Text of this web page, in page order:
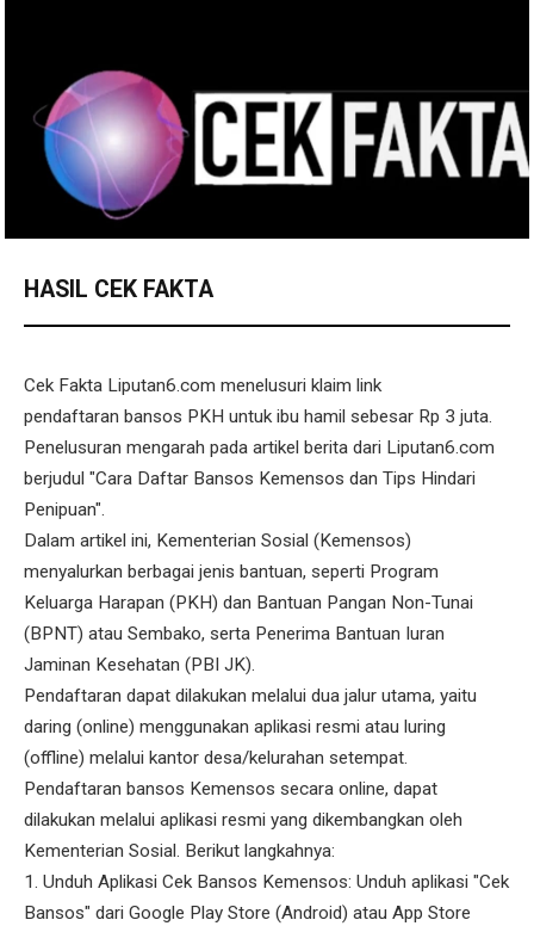
HASIL CEK FAKTA
Cek Fakta Liputan6.com menelusuri klaim link
pendaftaran bansos PKH untuk ibu hamil sebesar Rp 3 juta.
Penelusuran mengarah pada artikel berita dari Liputan6.com
berjudul "Cara Daftar Bansos Kemensos dan Tips Hindari
Penipuan".
Dalam artikel ini, Kementerian Sosial (Kemensos)
menyalurkan berbagai jenis bantuan, seperti Program
Keluarga Harapan (PKH) dan Bantuan Pangan Non-Tunai
(BPNT) atau Sembako, serta Penerima Bantuan Iuran
Jaminan Kesehatan (PBI JK).
Pendaftaran dapat dilakukan melalui dua jalur utama, yaitu
daring (online) menggunakan aplikasi resmi atau luring
(offline) melalui kantor desa/kelurahan setempat.
Pendaftaran bansos Kemensos secara online, dapat
dilakukan melalui aplikasi resmi yang dikembangkan oleh
Kementerian Sosial. Berikut langkahnya:
1. Unduh Aplikasi Cek Bansos Kemensos: Unduh aplikasi "Cek
Bansos" dari Google Play Store (Android) atau App Store